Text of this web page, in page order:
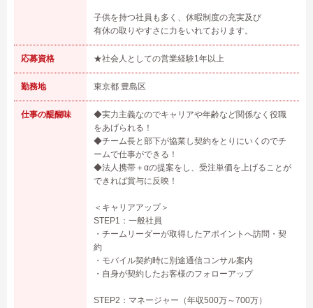
子供を持つ社員も多く、休暇制度の充実及び
有休の取りやすさに力をいれております。
応募資格 ★社会人としての営業経験1年以上
勤務地 東京都 豊島区
仕事の醍醐味
◆実力主義なのでキャリアや年齢など関係なく役職
をあげられる！
◆チーム長と部下が協業し契約をとりにいくのでチ
ームで仕事ができる！
◆法人携帯＋αの提案をし、受注単価を上げることが
できれば賞与に反映！
＜キャリアアップ＞
STEP1：一般社員
・チームリーダーが取得したアポイントへ訪問・契
約
・モバイル契約時に別途通信コンサル案内
・自身が契約したお客様のフォローアップ
STEP2：マネージャー（年収500万～700万）